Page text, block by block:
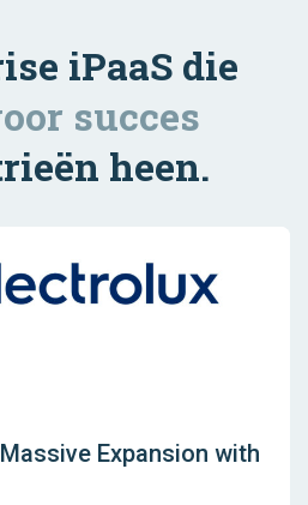
iPaaS die
succes
heen.
Expansion with